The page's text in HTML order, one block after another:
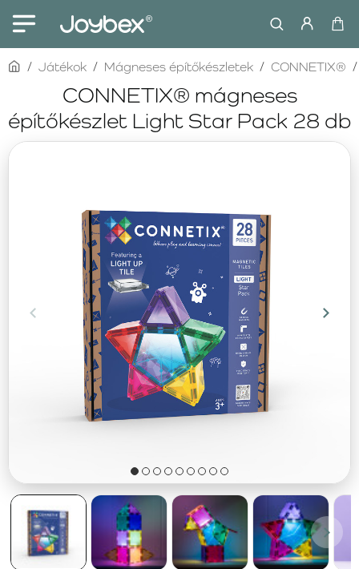
CONNETIX® mágneses
építőkészlet Light Star Pack 28 db
homeJátékok Mágneses építőkészletek CONNETIX®